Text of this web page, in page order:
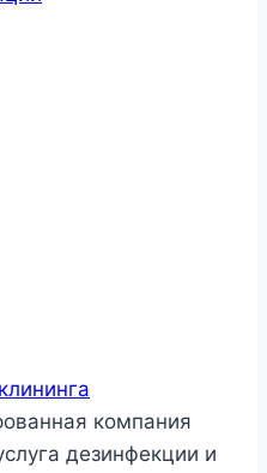
компания
дезинфекции и